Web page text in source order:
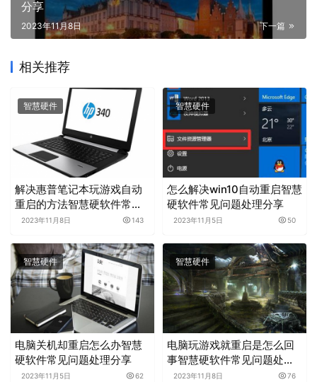
分享
下一篇
2023年11月8日
相关推荐
智慧硬件
解决惠普笔记本玩游戏自动
重启的方法智慧硬软件常见
问题处理分享
2023年11月8日 143
智慧硬件
怎么解决win10自动重启智慧
硬软件常见问题处理分享
2023年11月5日 50
智慧硬件
电脑关机却重启怎么办智慧
硬软件常见问题处理分享
2023年11月5日 62
智慧硬件
电脑玩游戏就重启是怎么回
事智慧硬软件常见问题处理
分享
2023年11月8日 76